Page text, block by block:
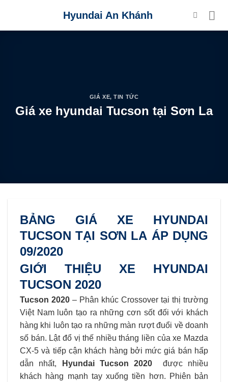
content
Hyundai An Khánh
GIÁ XE,TIN TỨC
Giá xe hyundai Tucson tại Sơn La
BẢNG GIÁ XE HYUNDAI
TUCSON TẠI SƠN LA ÁP DỤNG
09/2020
GIỚI THIỆU XE HYUNDAI
TUCSON 2020
Tucson 2020 – Phân khúc Crossover tại thị trường
Việt Nam luôn tạo ra những cơn sốt đối với khách
hàng khi luôn tạo ra những màn rượt đuổi về doanh
số bán. Lật đổ vị thế nhiều tháng liền của xe Mazda
CX-5 và tiếp cận khách hàng bởi mức giá bán hấp
dẫn nhất, Hyundai Tucson 2020
được nhiều
khách hàng mạnh tay xuống tiền hơn. Phiên bản